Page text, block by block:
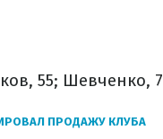
55; Шевченко,
ПРОДАЖУ КЛУБА